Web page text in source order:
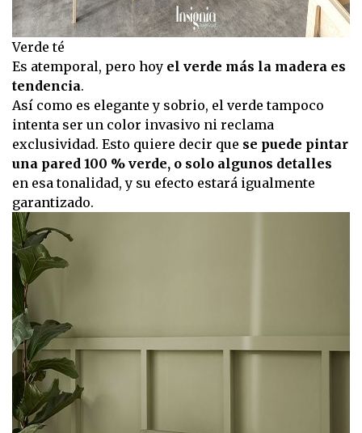
Verde té
Es atemporal, pero hoy el verde más la madera es
tendencia.
Así como es elegante y sobrio, el verde tampoco
intenta ser un color invasivo ni reclama
exclusividad. Esto quiere decir que se puede pintar
una pared 100 % verde, o solo algunos detalles
en esa tonalidad, y su efecto estará igualmente
garantizado.